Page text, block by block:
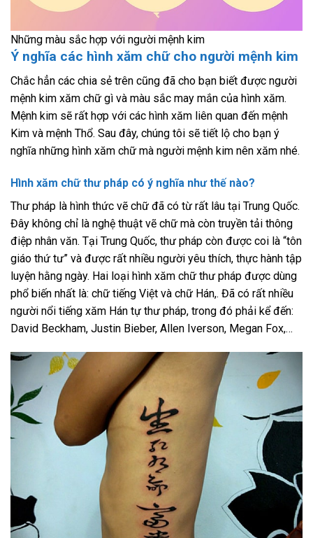
Những màu sắc hợp với người mệnh kim
Ý nghĩa các hình xăm chữ cho người mệnh kim
Chắc hẳn các chia sẻ trên cũng đã cho bạn biết được người
mệnh kim xăm chữ gì và màu sắc may mắn của hình xăm.
Mệnh kim sẽ rất hợp với các hình xăm liên quan đến mệnh
Kim và mệnh Thổ. Sau đây, chúng tôi sẽ tiết lộ cho bạn ý
nghĩa những hình xăm chữ mà người mệnh kim nên xăm nhé.
Hình xăm chữ thư pháp có ý nghĩa như thế nào?
Thư pháp là hình thức vẽ chữ đã có từ rất lâu tại Trung Quốc.
Đây không chỉ là nghệ thuật vẽ chữ mà còn truyền tải thông
điệp nhân văn. Tại Trung Quốc, thư pháp còn được coi là “tôn
giáo thứ tư” và được rất nhiều người yêu thích, thực hành tập
luyện hằng ngày. Hai loại hình xăm chữ thư pháp được dùng
phổ biến nhất là: chữ tiếng Việt và chữ Hán,. Đã có rất nhiều
người nổi tiếng xăm Hán tự thư pháp, trong đó phải kể đến:
David Beckham, Justin Bieber, Allen Iverson, Megan Fox,…